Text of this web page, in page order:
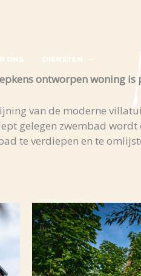
ONS DIENSTEN
ontworpen woning
van de moderne
gelegen zwembad
te verdiepen en te